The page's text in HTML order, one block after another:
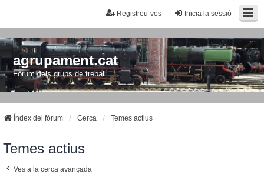
Inicia la sessió
Registreu-vos
agrupament.cat
Fòrum dels grups de treball
Índex del fòrum Cerca Temes actius
Temes actius
Ves a la cerca avançada